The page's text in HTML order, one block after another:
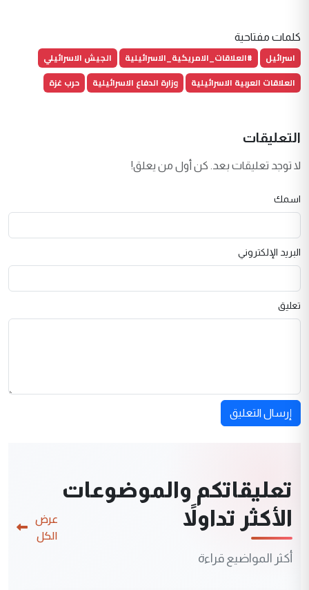
كلمات مفتاحية
اسرائيل #العلاقات_الامريكية_الاسرائيلية
الجيش الاسرائيلي
العلاقات العربية الاسرائيلية
وزارة الدفاع الاسرائيلية حرب غزة
التعليقات
لا توجد تعليقات بعد. كن أول من يعلق!
اسمك
البريد الإلكتروني
تعليق
إرسال التعليق
تعليقاتكم والموضوعات
الأكثر تداولاً
أكثر المواضيع قراءة
عرض
الكل